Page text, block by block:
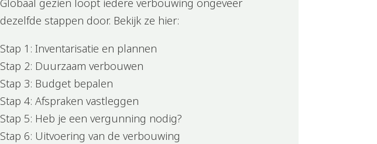
Globaal gezien loopt iedere verbouwing ongeveer
dezelfde stappen door. Bekijk ze hier:
Stap 1: Inventarisatie en plannen
Stap 2: Duurzaam verbouwen
Stap 3: Budget bepalen
Stap 4: Afspraken vastleggen
Stap 5: Heb je een vergunning nodig?
Stap 6: Uitvoering van de verbouwing